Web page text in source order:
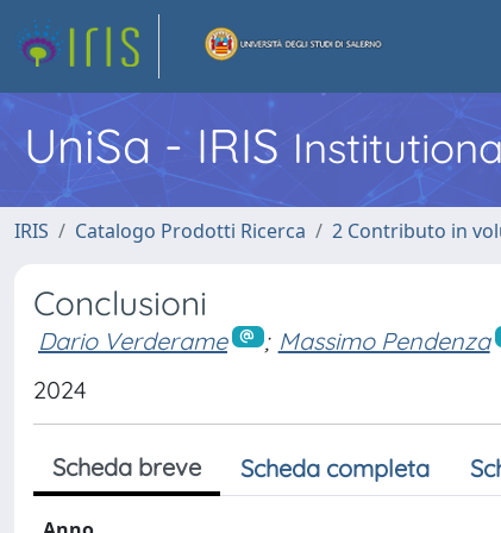
UniSa - IRIS
IRIS Catalogo Prodotti Ricerca 2 Contributo in
Conclusioni
Dario Verderame ; Massimo Pendenza
2024
Scheda breve Scheda completa